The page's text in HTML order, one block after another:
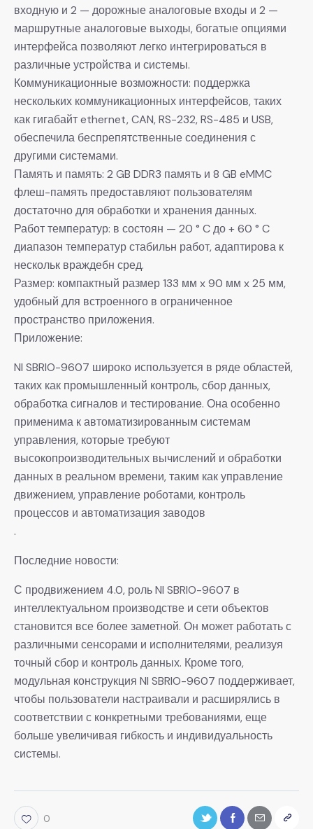
входную и 2 — дорожные аналоговые входы и 2 —
маршрутные аналоговые выходы, богатые опциями
интерфейса позволяют легко интегрироваться в
различные устройства и системы.
Коммуникационные возможности: поддержка
нескольких коммуникационных интерфейсов, таких
как гигабайт ethernet, CAN, RS-232, RS-485 и USB,
обеспечила беспрепятственные соединения с
другими системами.
Память и память: 2 GB DDR3 память и 8 GB eMMC
флеш-память предоставляют пользователям
достаточно для обработки и хранения данных.
Работ температур: в состоян — 20 ° C до + 60 ° C
диапазон температур стабильн работ, адаптирова к
нескольк враждебн сред.
Размер: компактный размер 133 мм x 90 мм x 25 мм,
удобный для встроенного в ограниченное
пространство приложения.
Приложение:
NI SBRIO-9607 широко используется в ряде областей,
таких как промышленный контроль, сбор данных,
обработка сигналов и тестирование. Она особенно
применима к автоматизированным системам
управления, которые требуют
высокопроизводительных вычислений и обработки
данных в реальном времени, таким как управление
движением, управление роботами, контроль
процессов и автоматизация заводов
.
Последние новости:
С продвижением 4.0, роль NI SBRIO-9607 в
интеллектуальном производстве и сети объектов
становится все более заметной. Он может работать с
различными сенсорами и исполнителями, реализуя
точный сбор и контроль данных. Кроме того,
модульная конструкция NI SBRIO-9607 поддерживает,
чтобы пользователи настраивали и расширялись в
соответствии с конкретными требованиями, еще
больше увеличивая гибкость и индивидуальность
системы.
0